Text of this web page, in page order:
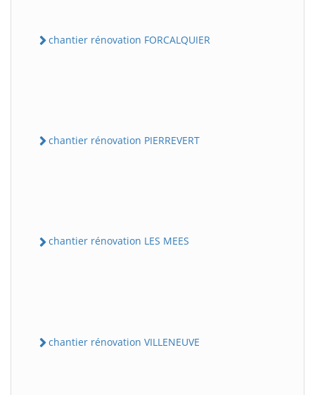
chantier rénovation FORCALQUIER
chantier rénovation PIERREVERT
chantier rénovation LES MEES
chantier rénovation VILLENEUVE